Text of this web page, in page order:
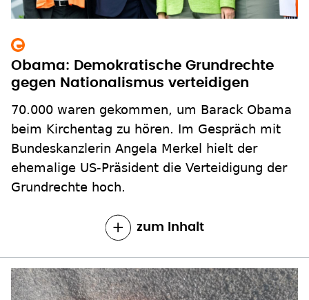
Obama: Demokratische Grundrechte
gegen Nationalismus verteidigen
70.000 waren gekommen, um Barack Obama
beim Kirchentag zu hören. Im Gespräch mit
Bundeskanzlerin Angela Merkel hielt der
ehemalige US-Präsident die Verteidigung der
Grundrechte hoch.
zum Inhalt